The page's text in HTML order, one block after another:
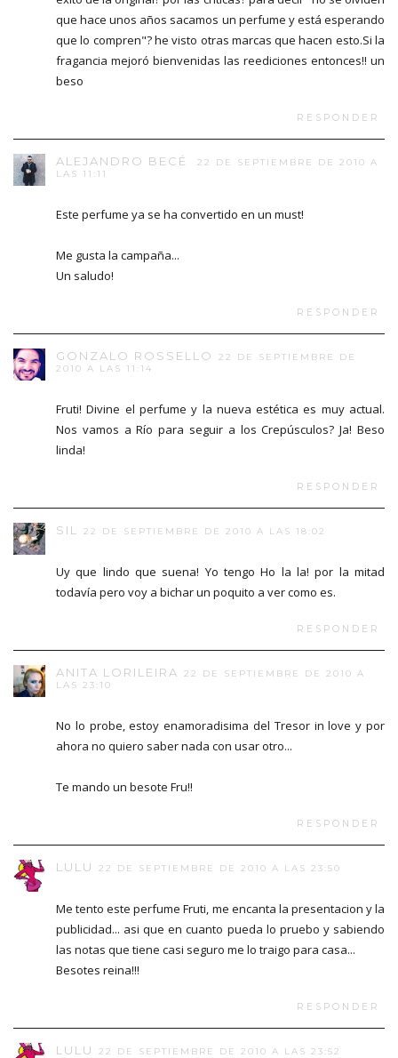
que hace unos años sacamos un perfume y está esperando
que lo compren"? he visto otras marcas que hacen esto.Si la
fragancia mejoró bienvenidas las reediciones entonces!! un
beso
RESPONDER
ALEJANDRO BECÉ
22 DE SEPTIEMBRE DE 2010 A
LAS 11:11
Este perfume ya se ha convertido en un must!
Me gusta la campaña...
Un saludo!
RESPONDER
GONZALO ROSSELLO
22 DE SEPTIEMBRE DE
2010 A LAS 11:14
Fruti! Divine el perfume y la nueva estética es muy actual.
Nos vamos a Río para seguir a los Crepúsculos? Ja! Beso
linda!
RESPONDER
SIL 22 DE SEPTIEMBRE DE 2010 A LAS 18:02
Uy que lindo que suena! Yo tengo Ho la la! por la mitad
todavía pero voy a bichar un poquito a ver como es.
RESPONDER
ANITA LORILEIRA
22 DE SEPTIEMBRE DE 2010 A
LAS 23:10
No lo probe, estoy enamoradisima del Tresor in love y por
ahora no quiero saber nada con usar otro...
Te mando un besote Fru!!
RESPONDER
LULU 22 DE SEPTIEMBRE DE 2010 A LAS 23:50
Me tento este perfume Fruti, me encanta la presentacion y la
publicidad... asi que en cuanto pueda lo pruebo y sabiendo
las notas que tiene casi seguro me lo traigo para casa...
Besotes reina!!!
RESPONDER
LULU 22 DE SEPTIEMBRE DE 2010 A LAS 23:52